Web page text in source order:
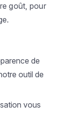
goût, pour
de
outil de
vous